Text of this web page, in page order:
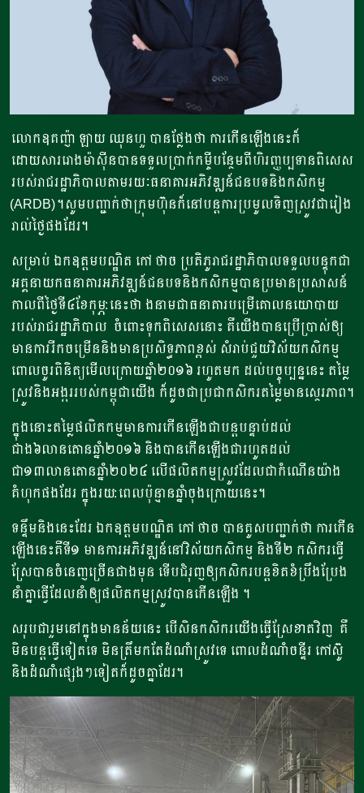
លោកឧគញ៉ា ឡាយ ឈុនហួ បានថ្លែងថា ការកើនឡើងនេះក៏
ដោយសាររោងម៉ាស៊ីនបានទទួលប្រាក់កម្ចីបន្ថែមពីហិរញ្ញប្បទានពិសេស
របស់រាជរដ្ឋាភិបាលតាមរយៈធនាគារអភិវឌ្ឍន៍ជនបទនិងកសិកម្ម
(ARDB)។សូមបញ្ជាក់ថាក្រុមហ៊ុនក៏នៅបន្តការប្រមូលទិញស្រូវជារៀង
រាល់ថ្ងៃផងដែរ។
សម្រាប់ ឯកឧត្តមបណ្ឌិត កៅ ថាច ប្រតិភូរាជរដ្ឋាភិបាលទទួលបន្ទុកជា
អគ្គនាយកធនាគារអភិវឌ្ឍន៍ជនបទនិងកសិកម្មបានប្រមានប្រសាសន៍
កាលពីថ្ងៃទី៤ខែកុម្ភ:នេះថា ងនាមជាធនាគារបម្រើគោលនយោបាយ
របស់រាជរដ្ឋាភិបាល ចំពោះទុកពិសេសនោះ គឺយើងបានប្រើប្រាស់ឲ្យ
មានការរីកចម្រើននិងមានប្រសិទ្ធភាពខ្ពស់ សំរាប់ជួយវិស័យកសិកម្ម
ពោលចូរពិនិត្យមើលក្រោយឆ្នាំ២០១៦ រហូតមក ដល់បច្ចុប្បន្ននេះ តម្លៃ
ស្រូវនិងអង្កររបស់កម្ពុជាយើង ក៏ដូចជាប្រជាកសិករតម្លៃមានស្ថេរភាព។
ក្នុងនោះតម្លៃផលិតកម្មមានការ​​កើនឡើងជាបន្តបន្ទាប់ដល់
ជាង៦លានតោនឆ្នាំ២០១៦ និងបានកើនឡើងជារហូតដល់
ជា១៣លានតោនឆ្នាំ២០២៤ លើផលិតកម្មស្រូវដែលជាកំណើនយ៉ាង
គំហុកផងដែរ ក្នុងរយ:ពេលប៉ុន្មានឆ្នាំចុងក្រោយនេះ។
ទន្ទឹមនិងនេះដែរ ឯកឧត្តមបណ្ឌិត កៅ ថាច បានគូសបញ្ជាក់ថា ការកើន
ឡើងនេះគឺទី១ មានការអភិវឌ្ឍន៍នៅវិស័យកសិកម្ម និងទី២ កសិករធ្វើ
ស្រែបានចំនេញច្រើនជាងមុន ទើបជំរុញឲ្យកសិករបន្តខិតខំប្រឹងប្រែង
នាំគ្នាធ្វើដែលនាំឲ្យផលិតកម្មស្រូវបានកើនឡើង ។
សរុបជារួមនៅក្នុងមានន័យនេះ បើសិនកសិករយើងធ្វើស្រែខាតវិញ គឺ
មិនបន្តធ្វើទៀតទេ មិនត្រឹមកតែដំណាំស្រូវទេ ពោលដំណាំចន្ទីរ កៅស៊ូ
និងដំណាំផ្សេងៗទៀតក៏ដូចគ្នាដែរ។